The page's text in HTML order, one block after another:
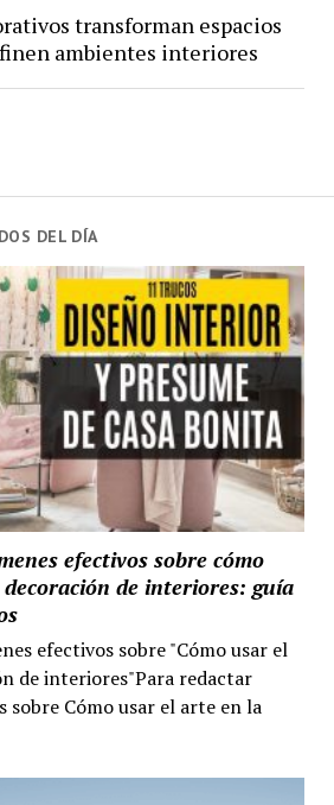
DEL DÍA
efectivos sobre cómo
de interiores: guía
efectivos sobre "Cómo usar el
de interiores"Para redactar
sobre Cómo usar el arte en la
transforman espacios
ambientes interiores